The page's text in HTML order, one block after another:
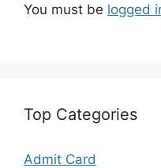
You must be logged
Top Categories
Admit Card